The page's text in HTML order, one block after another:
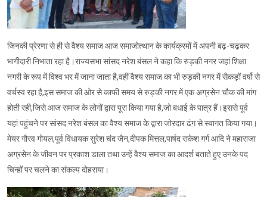
जिनकी प्रेरणा से ही से वैश्य समाज आज समाजोत्थान के कार्यक्रमों में अपनी बढ़-चढ़कर
भागीदारी निभाता रहा है।राज्यसभा सांसद नरेश बंसल ने कहा कि रुड़की नगर जहां शिक्षा
नगरी के रूप में विश्व भर में जाना जाता है,वहीं वैश्य समाज का भी रुड़की नगर में सैकड़ों वर्षो से
वर्चस्व रहा है,इस समाज की ओर से काफी समय से रुड़की नगर में एक अग्रसेन चौक की मांग
होती रही,जिसे आज समाज के लोगों द्वारा पूरा किया गया है,जो बधाई के पात्र हैं।इससे पूर्व
यहां पहुंचने पर सांसद नरेश बंसल का वैश्य समाज के द्वारा जोरदार ढंग से स्वागत किया गया।
मेयर गौरव गोयल,पूर्व विधायक सुरेश चंद जैन,दीपक मित्तल,पार्षद राकेश गर्ग आदि ने महाराजा
अग्रसेन के जीवन पर प्रकाश डाला तथा उन्हें वैश्य समाज का आदर्श बताते हुए उनके पद
चिन्हों पर चलने का संकल्प दोहराया।